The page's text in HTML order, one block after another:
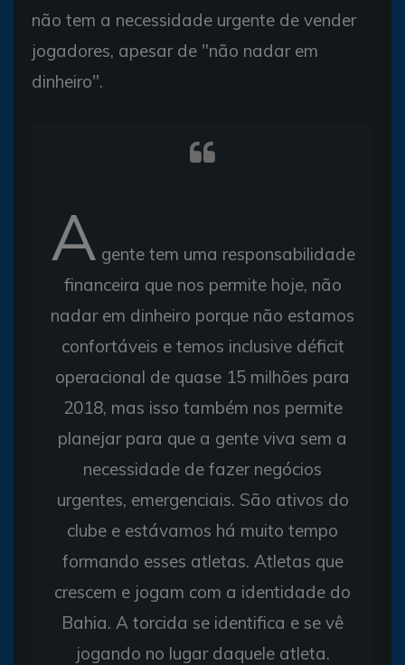
não tem a necessidade urgente de vender
jogadores, apesar de "não nadar em
dinheiro".
A gente tem uma responsabilidade
financeira que nos permite hoje, não
nadar em dinheiro porque não estamos
confortáveis e temos inclusive déficit
operacional de quase 15 milhões para
2018, mas isso também nos permite
planejar para que a gente viva sem a
necessidade de fazer negócios
urgentes, emergenciais. São ativos do
clube e estávamos há muito tempo
formando esses atletas. Atletas que
crescem e jogam com a identidade do
Bahia. A torcida se identifica e se vê
jogando no lugar daquele atleta.